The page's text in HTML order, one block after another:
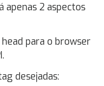
apenas 2 aspectos
para o browser
desejadas: